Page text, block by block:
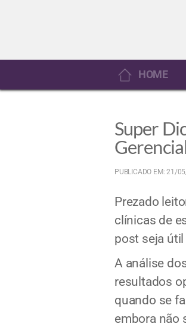
HOME
Super
PUBLICADO EM: 21/
Prezado
clínicas de
post seja
A análise
resultados
quando se
embora não